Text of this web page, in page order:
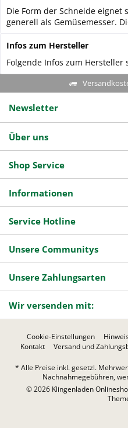
Die Form der Schneide eignet
generell als Gemüsemesser.
Infos zum Hersteller
Folgende Infos zum Hersteller
Newsletter
Über uns
Shop Service
Informationen
Service Hotline
Unsere Communitys
Unsere Zahlungsarten
Wir versenden mit:
Cookie-Einstellungen
Kontakt
Versand und
* Alle Preise inkl. gesetzl.
Nachnahmegebühren,
© 2026 Klingenladen